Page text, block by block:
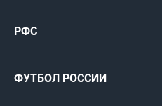
Футзал
Титулы и трофеи
Международные
РФС
ФУТБОЛ РОССИИ